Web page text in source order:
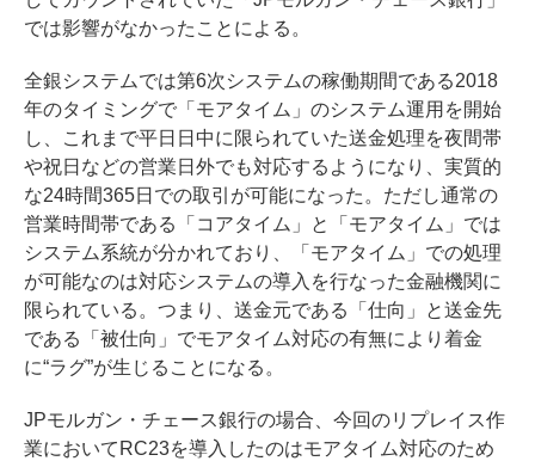
では影響がなかったことによる。
全銀システムでは第6次システムの稼働期間である2018
年のタイミングで「 モアタイム 」のシステム運用を開始
し、これまで平日日中に限られていた送金処理を夜間帯
や祝日などの営業日外でも対応するようになり、実質的
な24時間365日での取引が可能になった。ただし通常の
営業時間帯である「コアタイム」と「モアタイム」では
システム系統が分かれており、「モアタイム」での処理
が可能なのは対応システムの導入を行なった金融機関に
限られている。つまり、送金元である「仕向」と送金先
である「被仕向」でモアタイム対応の有無により着金
に“ラグ”が生じることになる。
JPモルガン・チェース銀行の場合、今回のリプレイス作
業においてRC23を導入したのはモアタイム対応のため